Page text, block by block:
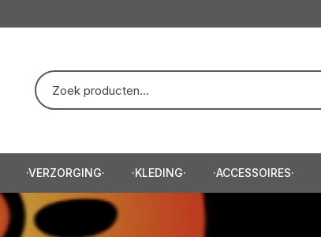
Scheercreme·
·VERZORGING· ·KLEDING· ·ACCESSOIRES·